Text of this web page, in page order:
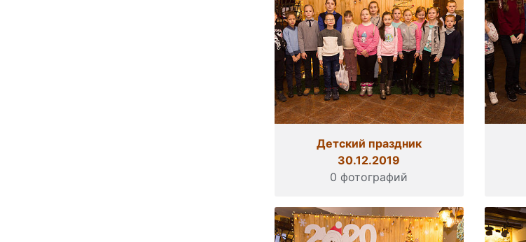
Детский праздник
30.12.2019
0 фотографий